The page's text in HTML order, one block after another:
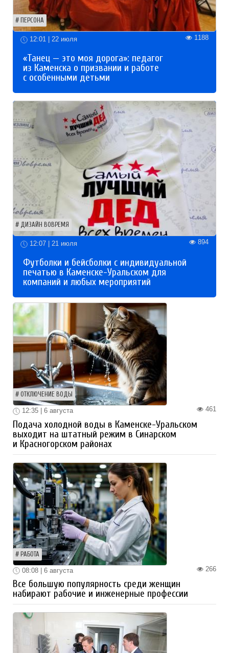
ПЕРСОНА
12:01 | 22 июля 1188
«Танец — это моя дорога»: педагог
из Каменска о призвании и работе
с особенными детьми
ДИЗАЙН ВОВРЕМЯ
12:07 | 21 июля 894
Футболки и бейсболки с индивидуальной
печатью в Каменске-Уральском для
компаний и любых мероприятий
ОТКЛЮЧЕНИЕ ВОДЫ
461
12:35 | 6 августа
Подача холодной воды в Каменске-Уральском
выходит на штатный режим в Синарском
и Красногорском районах
РАБОТА
266
08:08 | 6 августа
Все большую популярность среди женщин
набирают рабочие и инженерные профессии